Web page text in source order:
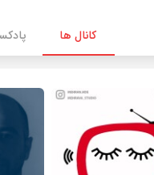
کانال ها